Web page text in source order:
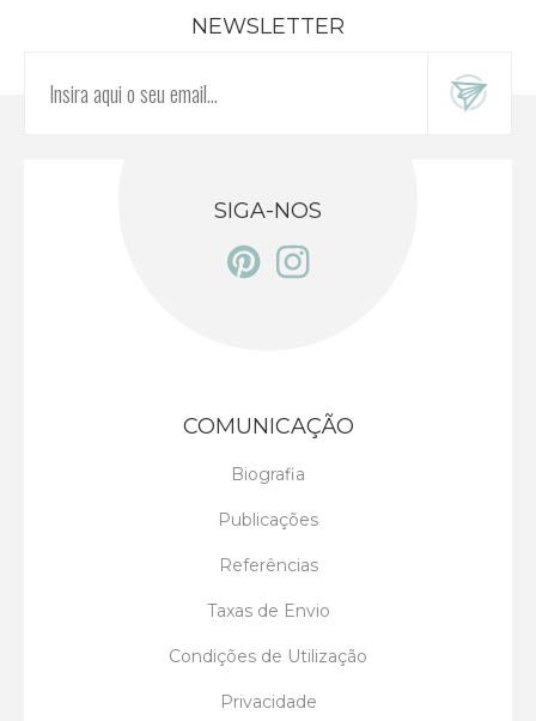
NEWSLETTER
SIGA-NOS
COMUNICAÇÃO
Biografia
Publicações
Referências
Taxas de Envio
Condições de Utilização
Privacidade